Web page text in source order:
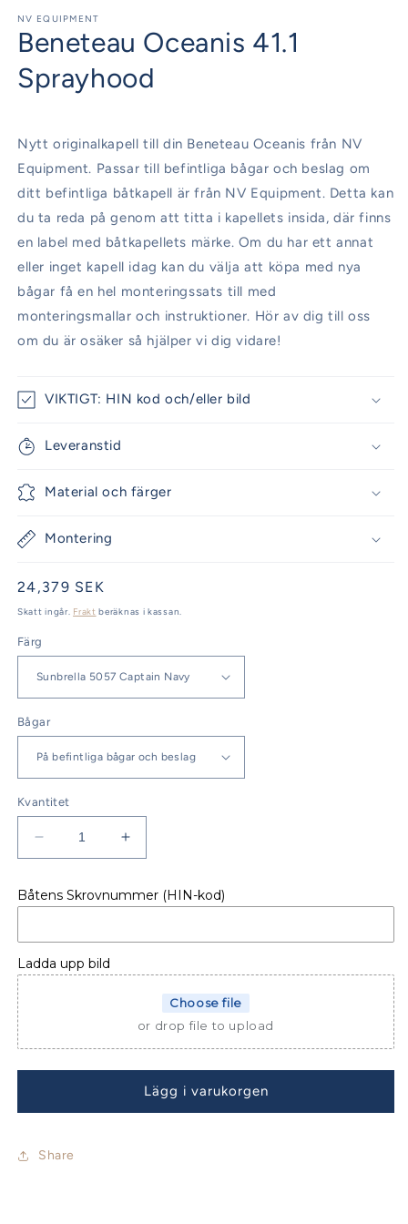
1
i
modalfönster
NV EQUIPMENT
Beneteau Oceanis 41.1
Sprayhood
Nytt originalkapell till din Beneteau Oceanis från NV
Equipment. Passar till befintliga bågar och beslag om
ditt befintliga båtkapell är från NV Equipment. Detta kan
du ta reda på genom att titta i kapellets insida, där finns
en label med båtkapellets märke. Om du har ett annat
eller inget kapell idag kan du välja att köpa med nya
bågar få en hel monteringssats till med
monteringsmallar och instruktioner. Hör av dig till oss
om du är osäker så hjälper vi dig vidare!
VIKTIGT: HIN kod och/eller bild
Leveranstid
Material och färger
Montering
Ordinarie
pris
24,379 SEK
Skatt ingår. Frakt beräknas i kassan.
Färg
Bågar
Kvantitet
Minska
kvantitet
Beneteau
41.1
Sprayhood
Öka
kvantitet
Beneteau
41.1
Båtens Skrovnummer (HIN-kod)
Ladda upp bild
Choose file
or drop file to upload
Lägg i varukorgen
Share